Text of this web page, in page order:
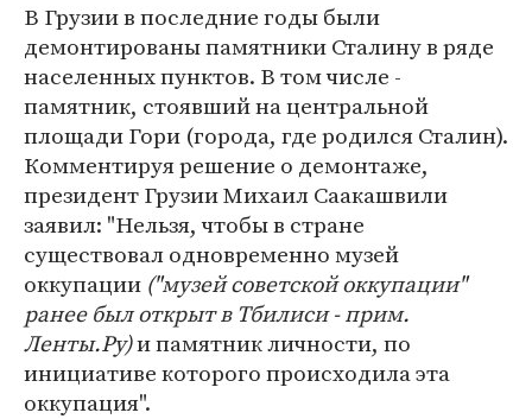
В Грузии в последние годы были
демонтированы памятники Сталину в ряде
населенных пунктов. В том числе -
памятник, стоявший на центральной
площади Гори (города, где родился Сталин).
Комментируя решение о демонтаже,
президент Грузии Михаил Саакашвили
заявил: "Нельзя, чтобы в стране
существовал одновременно музей
оккупации ("музей советской оккупации"
ранее был открыт в Тбилиси - прим.
Ленты.Ру)и памятник личности, по
инициативе которого происходила эта
оккупация".